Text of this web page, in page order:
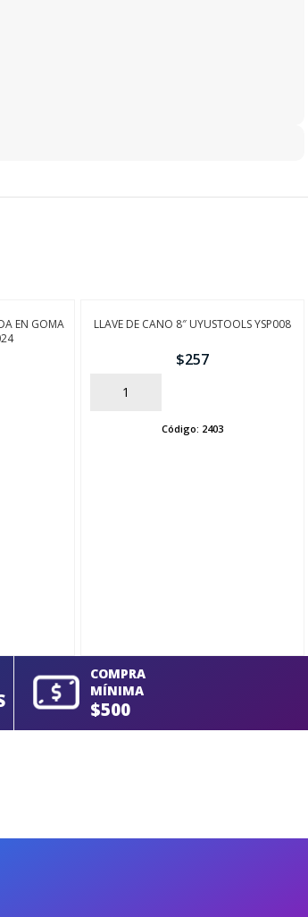
EN GOMA
LLAVE DE CANO 8″ UYUSTOOLS YSP008
$257
AÑADIR
Código: 2403
COMPRA
MÍNIMA
$500